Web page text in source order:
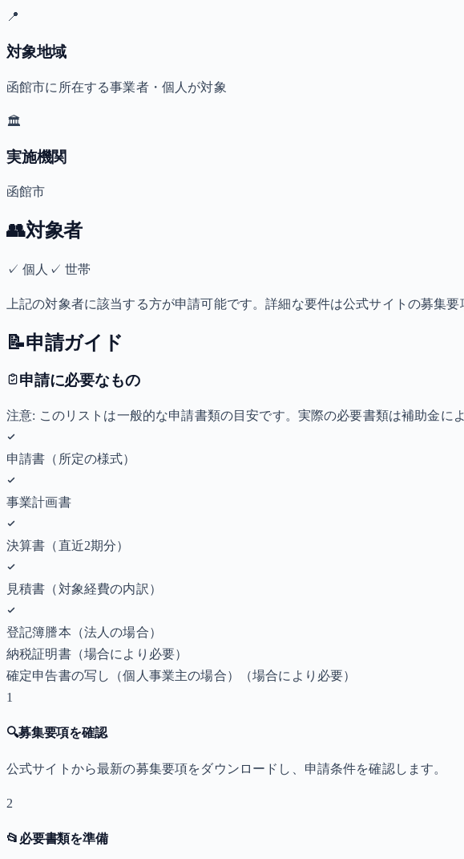
📍
対象地域
函館市に所在する事業者・個人が対象
🏛️
実施機関
函館市
👥対象者
✓個人 ✓ 世帯
上記の対象者に該当する方が申請可能です。詳細な要件は公式サイトの募集要
📝申請ガイド
申請に必要なもの
注意: このリストは一般的な申請書類の目安です。実際の必要書類は補助金に
申請書（所定の様式）
事業計画書
決算書（直近2期分）
見積書（対象経費の内訳）
登記簿謄本（法人の場合）
納税証明書（場合により必要）
確定申告書の写し（個人事業主の場合）
（場合により必要）
1
🔍募集要項を確認
公式サイトから最新の募集要項をダウンロードし、申請条件を確認します。
2
📂 必要書類を準備